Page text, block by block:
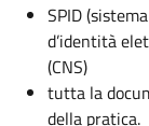
SPID
d’identità
(CNS)
tutta la
della pratica.